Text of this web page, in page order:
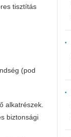
tisztítás
(pod
alkatrészek.
biztonsági